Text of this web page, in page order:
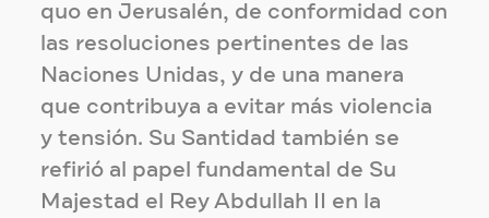
quo en Jerusalén, de conformidad con
las resoluciones pertinentes de las
Naciones Unidas, y de una manera
que contribuya a evitar más violencia
y tensión. Su Santidad también se
refirió al papel fundamental de Su
Majestad el Rey Abdullah II en la